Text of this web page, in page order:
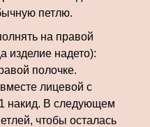
петлю.
на правой
изделие надето):
полочке.
лицевой с
накид. В следующем
чтобы осталась